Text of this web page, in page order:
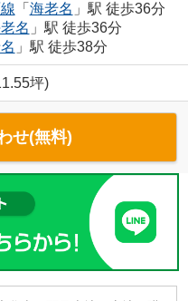
「 海老名 」駅 徒歩36分
名 」駅 徒歩36分
」駅 徒歩38分
坪)
せ(無料)